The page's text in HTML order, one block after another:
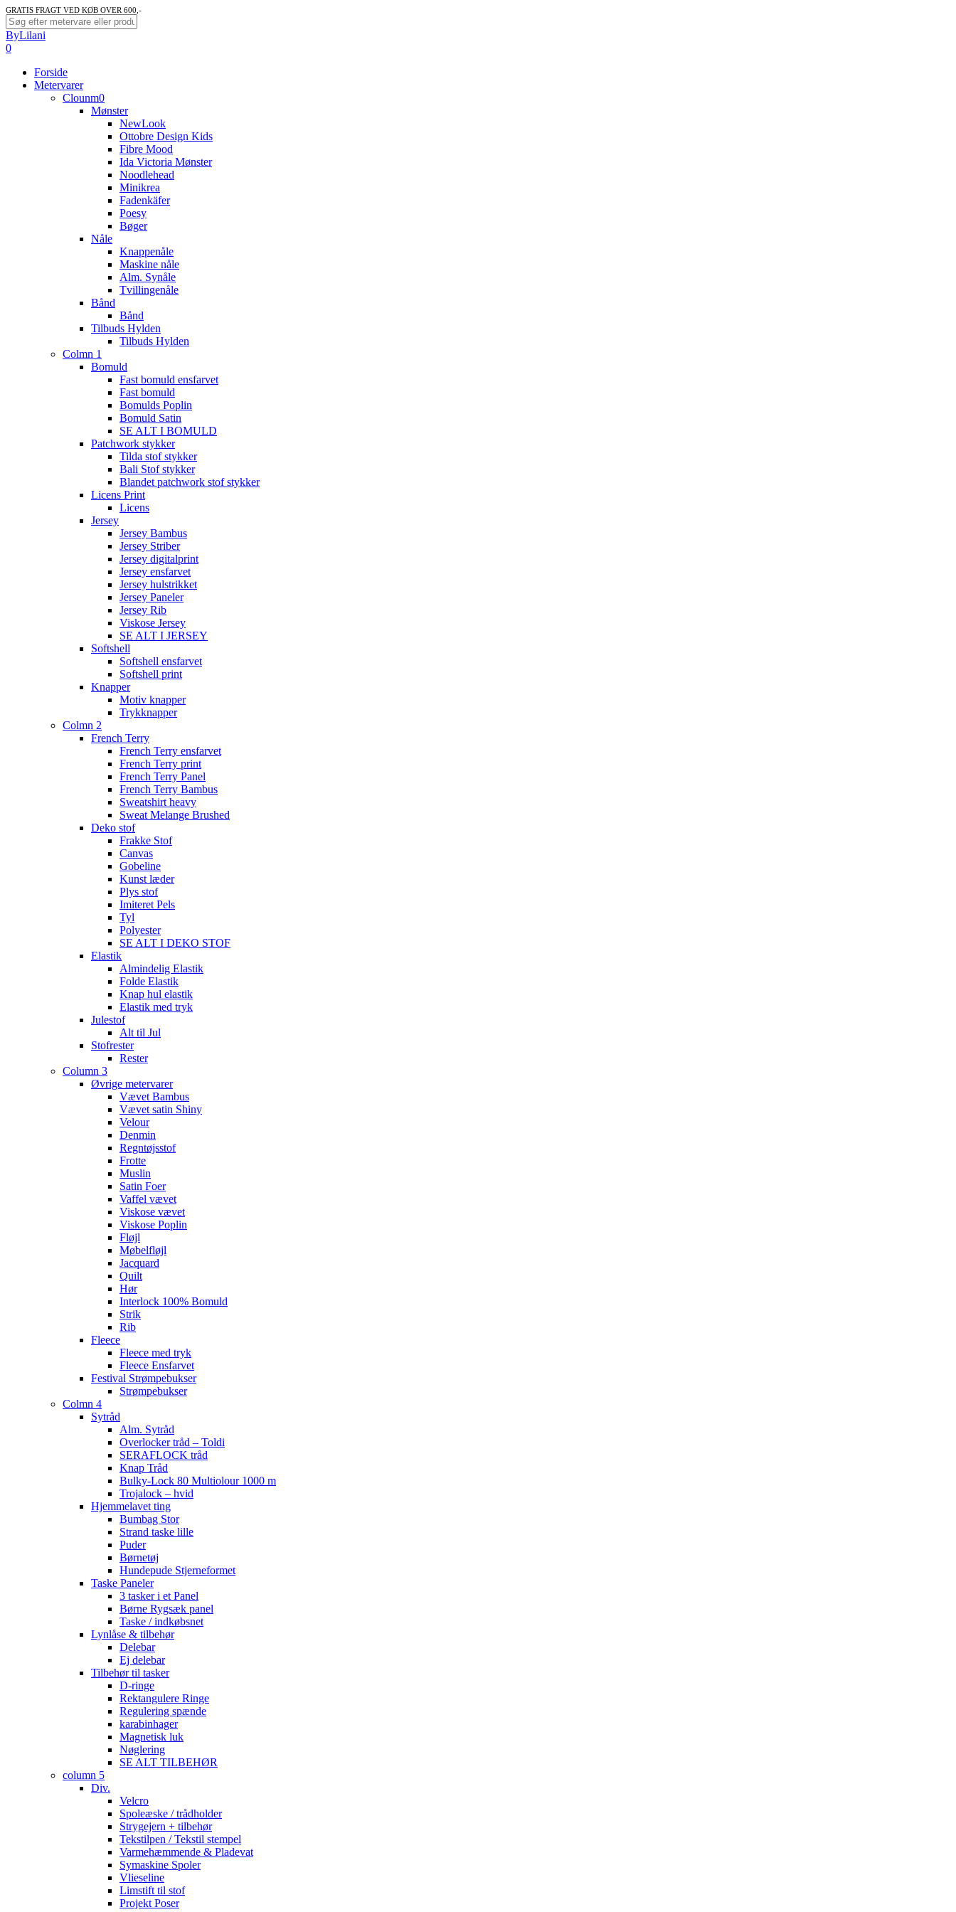
Skip
to
main
content
GRATIS FRAGT VED KØB OVER 600,-
Close
Search
ByLilani
search
account
0
Forside
Metervarer
Clounm0
Mønster
NewLook
Ottobre Design Kids
Fibre Mood
Ida Victoria Mønster
Noodlehead
Minikrea
Fadenkäfer
Poesy
Bøger
Nåle
Knappenåle
Maskine nåle
Alm. Synåle
Tvillingenåle
Bånd
Bånd
Tilbuds Hylden
Tilbuds Hylden
Colmn 1
Bomuld
Fast bomuld ensfarvet
Fast bomuld
Bomulds Poplin
Bomuld Satin
SE ALT I BOMULD
Patchwork stykker
Tilda stof stykker
Bali Stof stykker
Blandet patchwork stof stykker
Licens Print
Licens
Jersey
Jersey Bambus
Jersey Striber
Jersey digitalprint
Jersey ensfarvet
Jersey hulstrikket
Jersey Paneler
Jersey Rib
Viskose Jersey
SE ALT I JERSEY
Softshell
Softshell ensfarvet
Softshell print
Knapper
Motiv knapper
Trykknapper
Colmn 2
French Terry
French Terry ensfarvet
French Terry print
French Terry Panel
French Terry Bambus
Sweatshirt heavy
Sweat Melange Brushed
Deko stof
Frakke Stof
Canvas
Gobeline
Kunst læder
Plys stof
Imiteret Pels
Tyl
Polyester
SE ALT I DEKO STOF
Elastik
Almindelig Elastik
Folde Elastik
Knap hul elastik
Elastik med tryk
Julestof
Alt til Jul
Stofrester
Rester
Column 3
Øvrige metervarer
Vævet Bambus
Vævet satin Shiny
Velour
Denmin
Regntøjsstof
Frotte
Muslin
Satin Foer
Vaffel vævet
Viskose vævet
Viskose Poplin
Fløjl
Møbelfløjl
Jacquard
Quilt
Hør
Interlock 100% Bomuld
Strik
Rib
Fleece
Fleece med tryk
Fleece Ensfarvet
Festival Strømpebukser
Strømpebukser
Colmn 4
Sytråd
Alm. Sytråd
Overlocker tråd – Toldi
SERAFLOCK tråd
Knap Tråd
Bulky-Lock 80 Multiolour 1000 m
Trojalock – hvid
Hjemmelavet ting
Bumbag Stor
Strand taske lille
Puder
Børnetøj
Hundepude Stjerneformet
Taske Paneler
3 tasker i et Panel
Børne Rygsæk panel
Taske / indkøbsnet
Lynlåse & tilbehør
Delebar
Ej delebar
Tilbehør til tasker
D-ringe
Rektangulere Ringe
Regulering spænde
karabinhager
Magnetisk luk
Nøglering
SE ALT TILBEHØR
column 5
Div.
Velcro
Spoleæske / trådholder
Strygejern + tilbehør
Tekstilpen / Tekstil stempel
Varmehæmmende & Pladevat
Symaskine Spoler
Vlieseline
Limstift til stof
Projekt Poser